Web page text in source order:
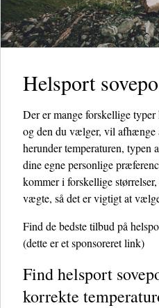
Helsport
Der er mange forskellige typer
og den du vælger, vil afhænge
herunder temperaturen, typen
dine egne personlige
kommer i forskellige
vægte, så det er vigtigt at
Find de bedste tilbud på
(dette er et sponsoreret link)
Find helsport
korrekte